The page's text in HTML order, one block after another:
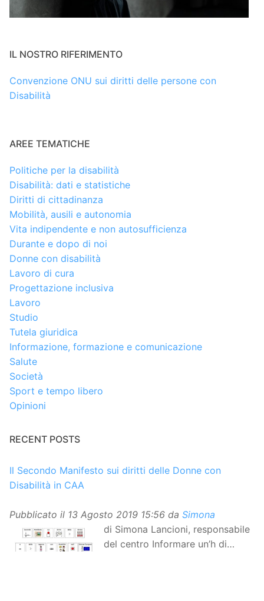
IL NOSTRO RIFERIMENTO
Convenzione ONU sui diritti delle persone con
Disabilità
AREE TEMATICHE
Politiche per la disabilità
Disabilità: dati e statistiche
Diritti di cittadinanza
Mobilità, ausili e autonomia
Vita indipendente e non autosufficienza
Durante e dopo di noi
Donne con disabilità
Lavoro di cura
Progettazione inclusiva
Lavoro
Studio
Tutela giuridica
Informazione, formazione e comunicazione
Salute
Società
Sport e tempo libero
Opinioni
RECENT POSTS
Il Secondo Manifesto sui diritti delle Donne con
Disabilità in CAA
Pubblicato il 13 Agosto 2019 15:56 da Simona
di Simona Lancioni, responsabile
del centro Informare un’h di